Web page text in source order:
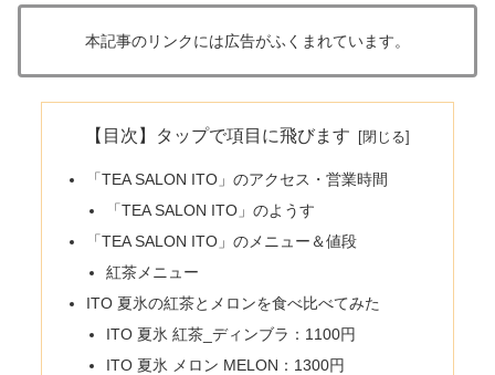
本記事のリンクには広告がふくまれています。
【目次】タップで項目に飛びます
「TEA SALON ITO」のアクセス・営業時間
「TEA SALON ITO」のようす
「TEA SALON ITO」のメニュー＆値段
紅茶メニュー
ITO 夏氷の紅茶とメロンを食べ比べてみた
ITO 夏氷 紅茶_ディンブラ：1100円
ITO 夏氷 メロン MELON：1300円